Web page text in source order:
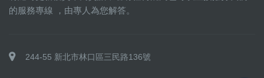
的服務專線 ，由專人為您解答。
244-55 新北市林口區三民路136號